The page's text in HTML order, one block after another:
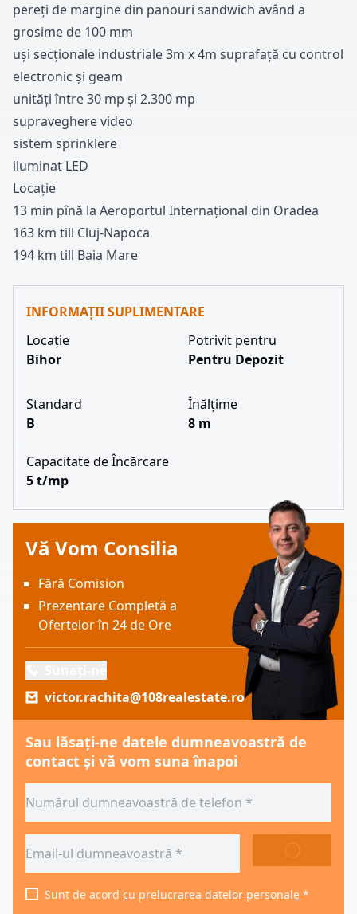
pereți de margine din panouri sandwich având a
grosime de 100 mm
uși secționale industriale3m x4m suprafață cu control
electronic și geam
unități între30 mp și 2.300 mp
supraveghere video
sistem sprinklere
iluminat LED
Locație
13 min pînă la Aeroportul Internațional din Oradea
163 km till Cluj-Napoca
194 km till Baia Mare
INFORMAȚII SUPLIMENTARE
Locație
Bihor
Potrivit pentru
Pentru Depozit
Standard
B
Înălțime
8 m
Capacitate de Încărcare
5 t/mp
Vă Vom Consilia
Fără Comision
Prezentare Completă a
Ofertelor în 24 de Ore
victor.rachita@108realestate.ro
Sau lăsați-ne datele dumneavoastră de
contact și vă vom suna înapoi
TRIMITE
Sunt de acord cu prelucrarea datelor personale *